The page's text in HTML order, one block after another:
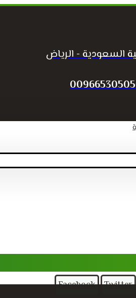
السعودية - الرياض
Facebook Twitter